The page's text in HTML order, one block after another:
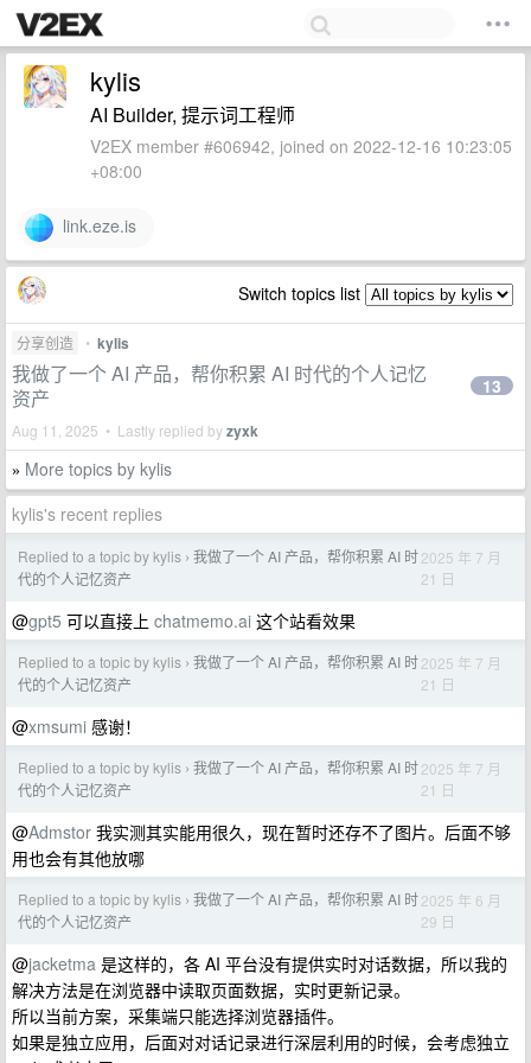
kylis
AI Builder, 提示词工程师
V2EX member #606942, joined on 2022-12-16 10:23:05
+08:00
link.eze.is
Switch topics list
分享创造 • kylis
我做了一个 AI 产品，帮你积累 AI 时代的个人记忆
资产
Aug 11, 2025 • Lastly replied byzyxk
13
» More topics by kylis
kylis's recent replies
Replied to a topic by kylis › 我做了一个 AI 产品，帮你积累 AI 时
代的个人记忆资产
2025 年 7 月
21 日
@gpt5 可以直接上 chatmemo.ai 这个站看效果
Replied to a topic by kylis › 我做了一个 AI 产品，帮你积累 AI 时
代的个人记忆资产
2025 年 7 月
21 日
@xmsumi 感谢！
Replied to a topic by kylis › 我做了一个 AI 产品，帮你积累 AI 时
代的个人记忆资产
2025 年 7 月
21 日
@Admstor 我实测其实能用很久，现在暂时还存不了图片。后面不够
用也会有其他放哪
Replied to a topic by kylis › 我做了一个 AI 产品，帮你积累 AI 时
代的个人记忆资产
2025 年 6 月
29 日
@jacketma 是这样的，各 AI 平台没有提供实时对话数据，所以我的
解决方法是在浏览器中读取页面数据，实时更新记录。
所以当前方案，采集端只能选择浏览器插件。
如果是独立应用，后面对对话记录进行深层利用的时候，会考虑独立